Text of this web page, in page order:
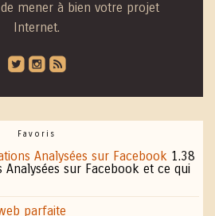
mener à bien votre projet
Internet.
roundedtwitterbird roundedinstagram roundedblip
Favoris
Analysées sur Facebook 1.38
Analysées sur Facebook et ce qui
parfaite